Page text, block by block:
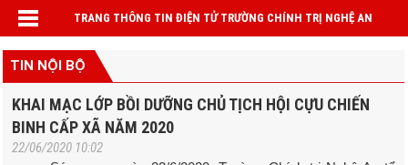
TRANG THÔNG TIN ĐIỆN TỬ TRƯỜNG CHÍNH TRỊ NGHỆ AN
TIN NỘI BỘ
KHAI MẠC LỚP BỒI DƯỠNG CHỦ TỊCH HỘI CỰU CHIẾN
BINH CẤP XÃ NĂM 2020
22/06/2020 10:02